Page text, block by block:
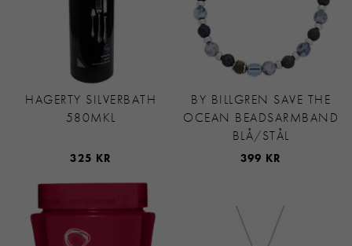
HAGERTY SILVERBATH
580MKL
325 KR
BY BILLGREN SAVE THE
OCEAN BEADSARMBAND
BLÅ/STÅL
399 KR